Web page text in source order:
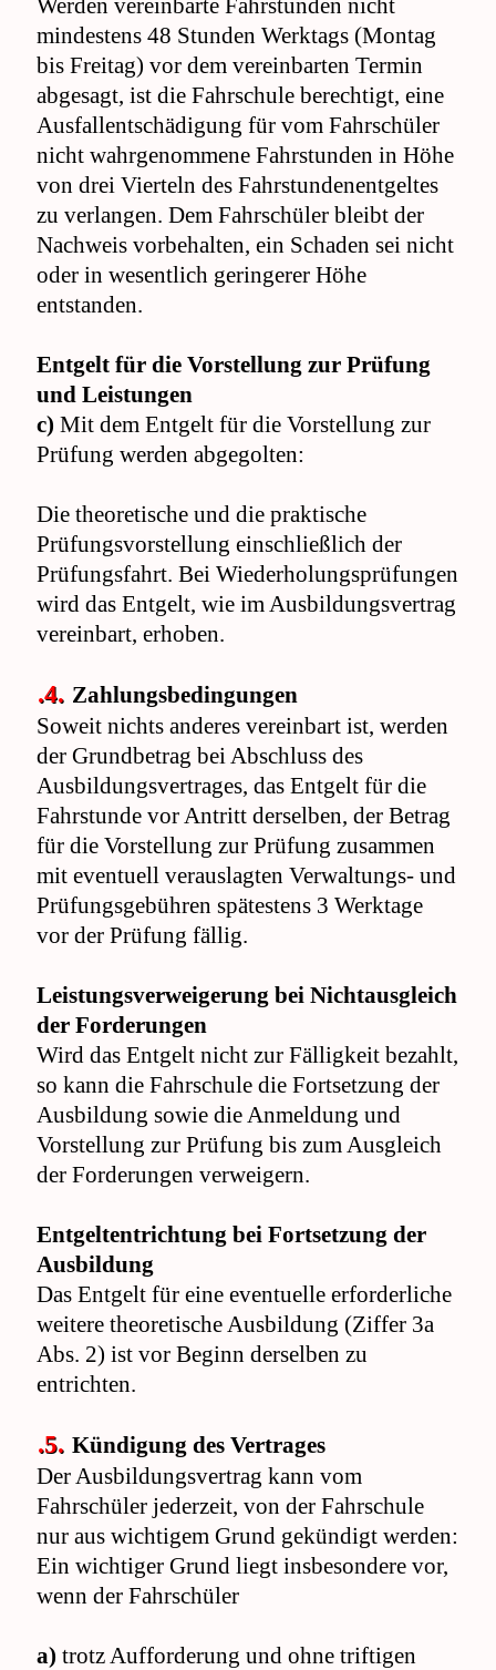
mindestens 48 Stunden Werktags (Montag
bis Freitag) vor dem vereinbarten Termin
abgesagt, ist die Fahrschule berechtigt, eine
Ausfallentschädigung für vom Fahrschüler
nicht wahrgenommene Fahrstunden in Höhe
von drei Vierteln des Fahrstundenentgeltes
zu verlangen. Dem Fahrschüler bleibt der
Nachweis vorbehalten, ein Schaden sei nicht
oder in wesentlich geringerer Höhe
entstanden.
Entgelt für die Vorstellung zur Prüfung
und Leistungen
c) Mit dem Entgelt für die Vorstellung zur
Prüfung werden abgegolten:
Die theoretische und die praktische
Prüfungsvorstellung einschließlich der
Prüfungsfahrt. Bei Wiederholungsprüfungen
wird das Entgelt, wie im Ausbildungsvertrag
vereinbart, erhoben.
.4. Zahlungsbedingungen
Soweit nichts anderes vereinbart ist, werden
der Grundbetrag bei Abschluss des
Ausbildungsvertrages, das Entgelt für die
Fahrstunde vor Antritt derselben, der Betrag
für die Vorstellung zur Prüfung zusammen
mit eventuell verauslagten Verwaltungs- und
Prüfungsgebühren spätestens 3 Werktage
vor der Prüfung fällig.
Leistungsverweigerung bei Nichtausgleich
der Forderungen
Wird das Entgelt nicht zur Fälligkeit bezahlt,
so kann die Fahrschule die Fortsetzung der
Ausbildung sowie die Anmeldung und
Vorstellung zur Prüfung bis zum Ausgleich
der Forderungen verweigern.
Entgeltentrichtung bei Fortsetzung der
Ausbildung
Das Entgelt für eine eventuelle erforderliche
weitere theoretische Ausbildung (Ziffer 3a
Abs. 2) ist vor Beginn derselben zu
entrichten.
.5. Kündigung des Vertrages
Der Ausbildungsvertrag kann vom
Fahrschüler jederzeit, von der Fahrschule
nur aus wichtigem Grund gekündigt werden:
Ein wichtiger Grund liegt insbesondere vor,
wenn der Fahrschüler
a) trotz Aufforderung und ohne triftigen